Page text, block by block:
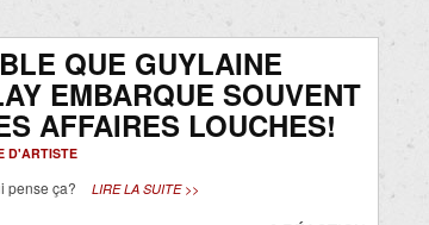
QUE GUYLAINE
EMBARQUE SOUVENT
AFFAIRES LOUCHES!
D'ARTISTE
pense ça? LIRE LA SUITE >>